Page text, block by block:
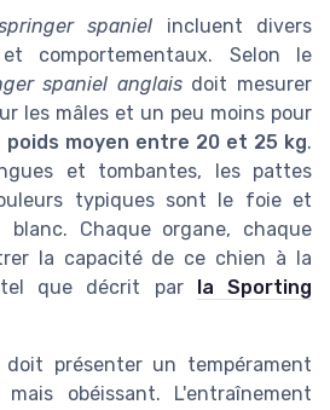
spaniel incluent divers
comportementaux. Selon le
spaniel anglaisdoit mesurer
les mâles et un peu moins pour
poids moyen entre 20 et 25 kg.
et tombantes, les pattes
typiques sont le foie et
Chaque organe, chaque
la capacité de ce chien à la
que décrit par la Sporting
doit présenter un tempérament
obéissant. L'entraînement